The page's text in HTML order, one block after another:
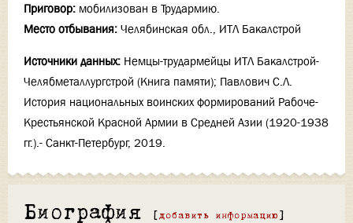
Приговор: мобилизован в Трудармию.
Место отбывания: Челябинская обл., ИТЛ Бакалстрой
Источники данных: Немцы-трудармейцы ИТЛ Бакалстрой-
Челябметаллургстрой (Книга памяти); Павлович С.Л.
История национальных воинских формирований Рабоче-
Крестьянской Красной Армии в Средней Азии (1920-1938
гг.).- Санкт-Петербург, 2019.
Биография [ добавить информацию ]